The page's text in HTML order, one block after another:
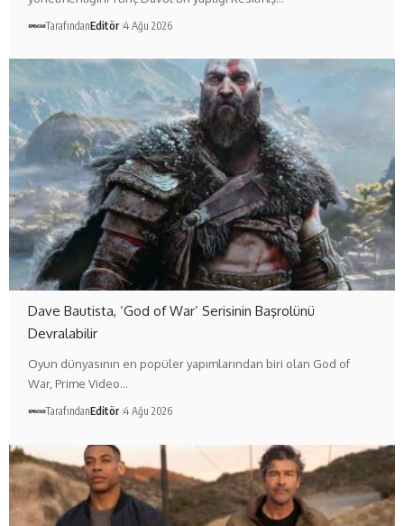
TarafındanEditör 4 Ağu 2026
Dave Bautista, ‘God of War’ Serisinin Başrolünü
Devralabilir
Oyun dünyasının en popüler yapımlarından biri olan God of
War, Prime Video…
TarafındanEditör 4 Ağu 2026